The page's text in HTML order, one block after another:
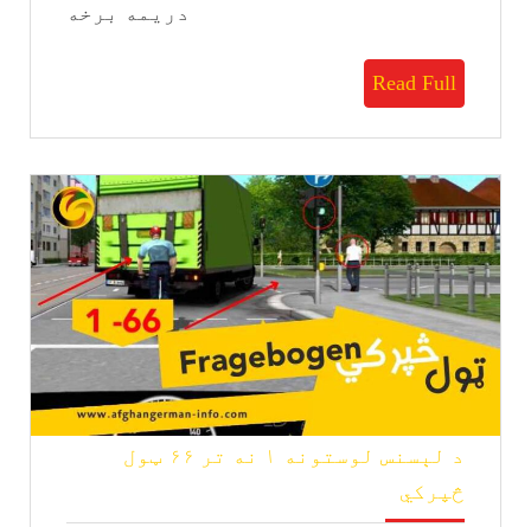
دریمه برخه
Read Full
Read
Full
د لېسنس لوستونه ۱ نه تر ۶۶ ټول
څپرکي